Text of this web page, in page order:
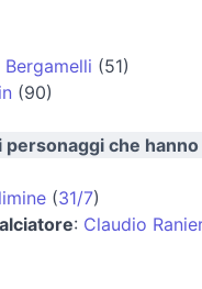
(51)
(90)
personaggi che
(31/7)
: Claudio